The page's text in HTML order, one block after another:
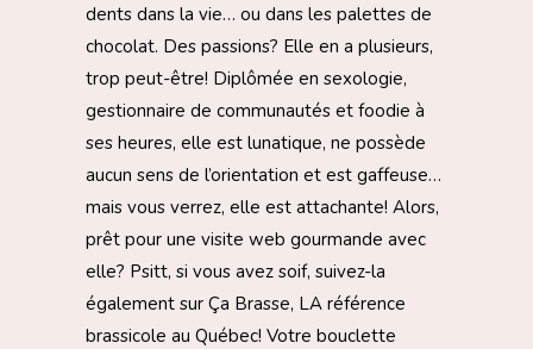
dents dans la vie… ou dans les palettes de
chocolat. Des passions? Elle en a plusieurs,
trop peut-être! Diplômée en sexologie,
gestionnaire de communautés et foodie à
ses heures, elle est lunatique, ne possède
aucun sens de l’orientation et est gaffeuse…
mais vous verrez, elle est attachante! Alors,
prêt pour une visite web gourmande avec
elle? Psitt, si vous avez soif, suivez-la
également sur Ça Brasse, LA référence
brassicole au Québec! Votre bouclette